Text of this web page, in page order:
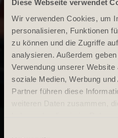
Diese Webseite verwendet
Wir verwenden Cookies, um
personalisieren, Funktionen
zu können und die Zugriffe
analysieren. Außerdem
Verwendung unserer
soziale Medien, Werbung
Partner führen diese
weiteren Daten zusammen,